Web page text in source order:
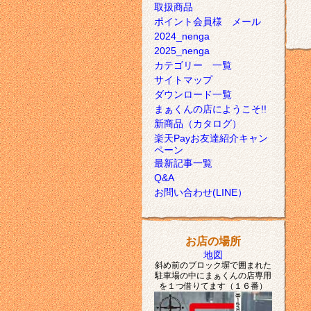
取扱商品
ポイント会員様 メール
2024_nenga
2025_nenga
カテゴリー 一覧
サイトマップ
ダウンロード一覧
まぁくんの店にようこそ!!
新商品（カタログ）
楽天Payお友達紹介キャン
ペーン
最新記事一覧
Q&A
お問い合わせ(LINE）
お店の場所
地図
斜め前のブロック塀で囲まれた
駐車場の中にまぁくんの店専用
を１つ借りてます（１６番）